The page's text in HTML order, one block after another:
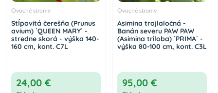
Ovocné stromy
Stĺpovitá čerešňa (Prunus
avium) ´QUEEN MARY´ -
stredne skorá - výška 140-
160 cm, kont. C7L
24,00 €
Ovocné stromy
Asimina trojlaločná -
Banán severu PAW PAW
(Asimina triloba) ´PRIMA´ -
výška 80-100 cm, kont. C3L
95,00 €